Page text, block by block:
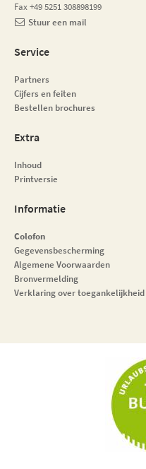
Fax +49 5251 308898199
Stuur een mail
Service
Partners
Cijfers en feiten
Bestellen brochures
Extra
Inhoud
Printversie
Informatie
Colofon
Gegevensbescherming
Algemene Voorwaarden
Bronvermelding
Verklaring over toegankelijkheid